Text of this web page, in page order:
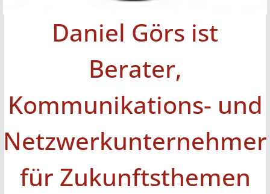
Daniel Görs ist
Berater,
Kommunikations- und
Netzwerkunternehmer
für Zukunftsthemen